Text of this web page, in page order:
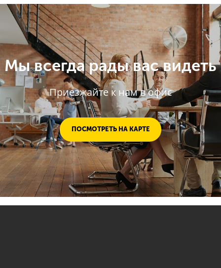
Мы всегда рады вас видеть
Приезжайте к нам в офис
ПОСМОТРЕТЬ НА КАРТЕ